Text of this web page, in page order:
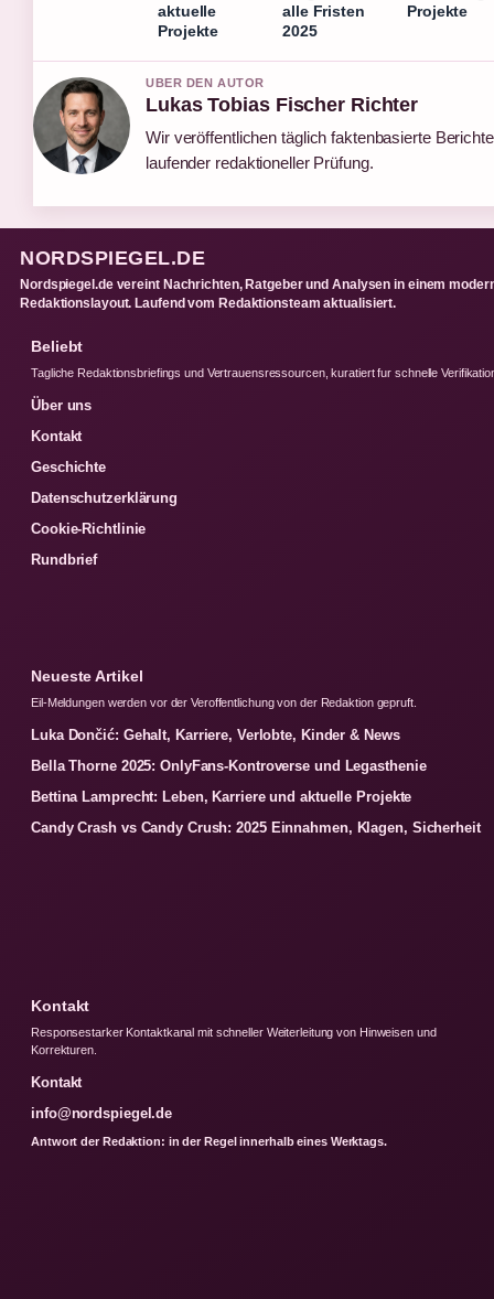
aktuelle
Projekte
alle Fristen
2025
Projekte
UBER DEN AUTOR
Lukas Tobias Fischer Richter
Wir veröffentlichen täglich faktenbasierte
laufender redaktioneller Prüfung.
NORDSPIEGEL.DE
Nordspiegel.de vereint Nachrichten, Ratgeber und Analysen in einem
Redaktionslayout. Laufend vom Redaktionsteam aktualisiert.
Beliebt
Tagliche Redaktionsbriefings und Vertrauensressourcen, kuratiert fur schnelle
Über uns
Kontakt
Geschichte
Datenschutzerklärung
Cookie-Richtlinie
Rundbrief
Neueste Artikel
Eil-Meldungen werden vor der Veroffentlichung von der Redaktion gepruft.
Luka Dončić: Gehalt, Karriere, Verlobte, Kinder & News
Bella Thorne 2025: OnlyFans-Kontroverse und Legasthenie
Bettina Lamprecht: Leben, Karriere und aktuelle Projekte
Candy Crash vs Candy Crush: 2025 Einnahmen, Klagen, Sicherheit
Kontakt
Responsestarker Kontaktkanal mit schneller Weiterleitung von Hinweisen und
Korrekturen.
Kontakt
info@nordspiegel.de
Antwort der Redaktion: in der Regel innerhalb eines Werktags.